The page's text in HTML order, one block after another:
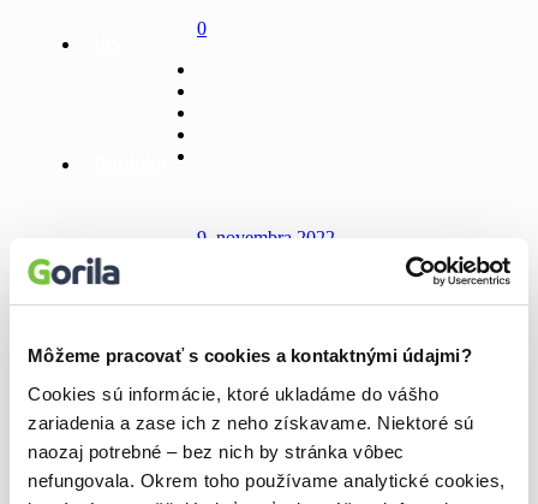
Môžeme pracovať s cookies a kontaktnými údajmi?
Cookies sú informácie, ktoré ukladáme do vášho
zariadenia a zase ich z neho získavame. Niektoré sú
naozaj potrebné – bez nich by stránka vôbec
nefungovala. Okrem toho používame analytické cookies,
Bazár kníh
0
9. novembra 2022
🏆Najpredávanejšie knihy za
Aké knihy leteli v októbri? O diétach,
detektívky a romantické knihy! Neveríš? Uveríš, keď si pozrieš
zoznam 10 najpredávanejších kníh.
Čítaj ďalej